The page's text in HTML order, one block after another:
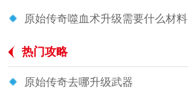
原始传奇噬血术升级需要什么材料
热门攻略
原始传奇去哪升级武器